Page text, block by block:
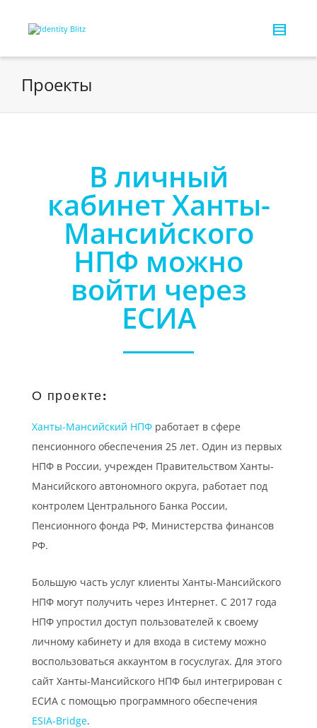
Проекты
В личный
кабинет Ханты-
Мансийского
НПФ можно
войти через
ЕСИА
О проекте:
Ханты-Мансийский НПФ работает в сфере
пенсионного обеспечения 25 лет. Один из первых
НПФ в России, учрежден Правительством Ханты-
Мансийского автономного округа, работает под
контролем Центрального Банка России,
Пенсионного фонда РФ, Министерства финансов
РФ.
Большую часть услуг клиенты Ханты-Мансийского
НПФ могут получить через Интернет. С 2017 года
НПФ упростил доступ пользователей к своему
личному кабинету и для входа в систему можно
воспользоваться аккаунтом в госуслугах. Для этого
сайт Ханты-Мансийского НПФ был интегрирован с
ЕСИА с помощью программного обеспечения
ESIA‑Bridge.